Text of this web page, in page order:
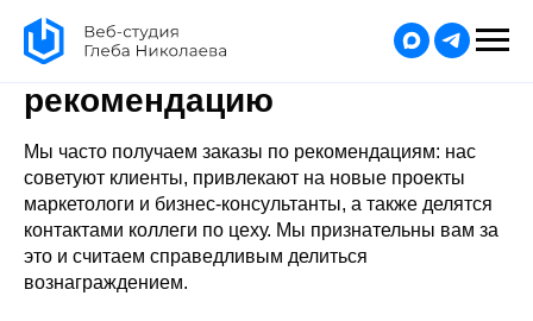
Платим 10% от стоимости
проекта за вашу
рекомендацию
Мы часто получаем заказы по рекомендациям: нас
советуют клиенты, привлекают на новые проекты
маркетологи и бизнес-консультанты, а также делятся
контактами коллеги по цеху. Мы признательны вам за
это и считаем справедливым делиться
вознаграждением.